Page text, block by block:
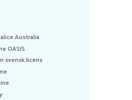
Australia
OASIS
svensk licens